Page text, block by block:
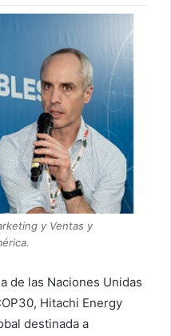
y Ventas y
de las Naciones Unidas
Hitachi Energy
destinada a